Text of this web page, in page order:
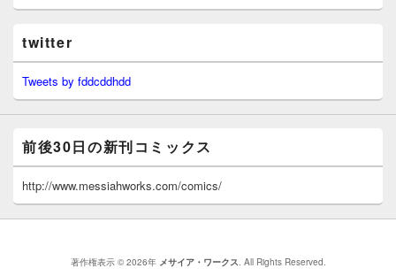
twitter
Tweets by fddcddhdd
前後30日の新刊コミックス
http://www.messiahworks.com/comics/
著作権表示 © 2026年 メサイア・ワークス. All Rights Reserved.